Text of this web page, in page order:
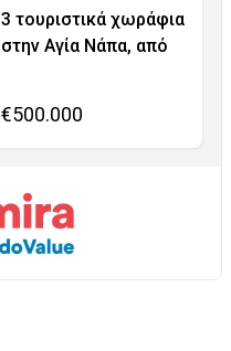
3 τουριστικά χωράφια
στην Αγία Νάπα, από
€500.000